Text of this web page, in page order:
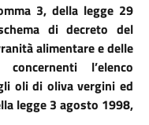
3, della legge 29
di decreto del
alimentare e delle
l’elenco
oli di oliva vergini ed
legge 3 agosto 1998,